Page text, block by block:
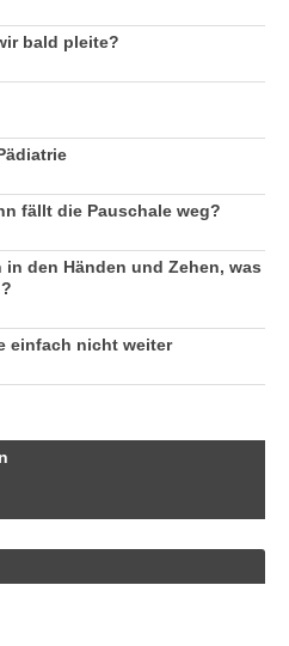
bald pleite?
fällt die Pauschale weg?
den Händen und Zehen, was
einfach nicht weiter